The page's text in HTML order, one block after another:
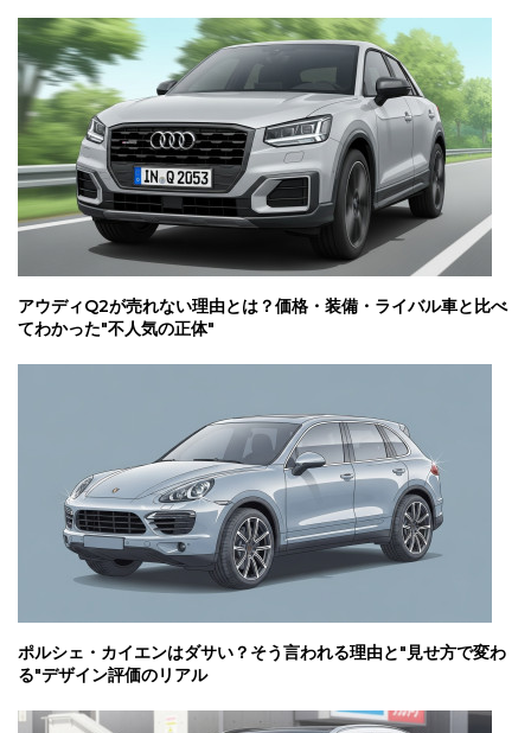
アウディQ2が売れない理由とは？価格・装備・ライバル車と比べ
てわかった"不人気の正体"
ポルシェ・カイエンはダサい？そう言われる理由と"見せ方で変わ
る"デザイン評価のリアル